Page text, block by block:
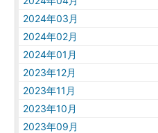
2024年03月
2024年02月
2024年01月
2023年12月
2023年11月
2023年10月
2023年09月